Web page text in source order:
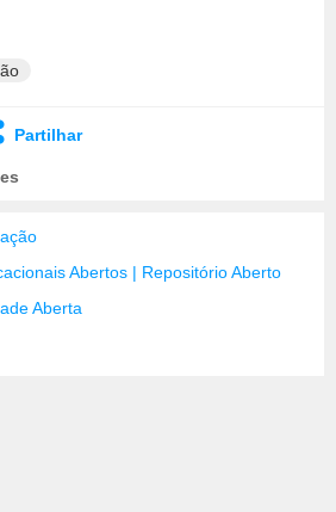
Partilhar
Abertos | Repositório Aberto
Aberta